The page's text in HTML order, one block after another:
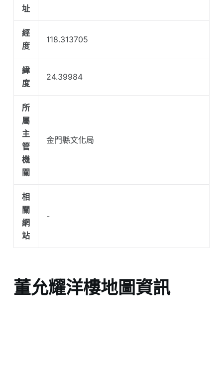
址
經
度
118.313705
緯
度
24.39984
所
屬
主
管
機
關
金門縣文化局
相
關
網
站
-
董允耀洋樓地圖資訊